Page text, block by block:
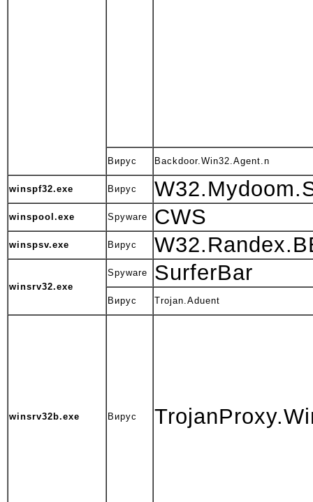
Вирус Backdoor.Win32.Agent.n
winspf32.exe Вирус
winspool.exe Spyware CWS
winspsv.exe Вирус
winsrv32.exe
Spyware SurferBar
Вирус Trojan.Aduent
winsrv32b.exe Вирус